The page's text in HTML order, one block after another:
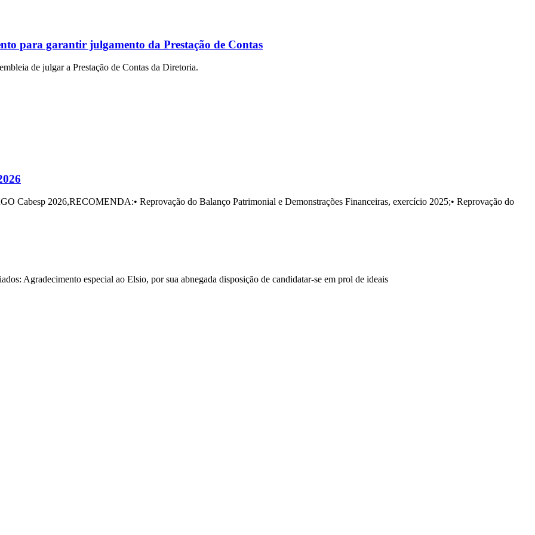
para garantir julgamento da Prestação de Contas
de julgar a Prestação de Contas da Diretoria.
Cabesp 2026,RECOMENDA:• Reprovação do Balanço Patrimonial e Demonstrações Financeiras, exercício 2025;• Reprovação do
Agradecimento especial ao Elsio, por sua abnegada disposição de candidatar-se em prol de ideais